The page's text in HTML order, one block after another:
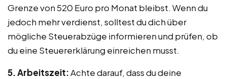
Grenze von 520 Euro pro Monat bleibst. Wenn du
jedoch mehr verdienst, solltest du dich über
mögliche Steuerabzüge informieren und prüfen, ob
du eine Steuererklärung einreichen musst.
5. Arbeitszeit:Achte darauf, dass du deine